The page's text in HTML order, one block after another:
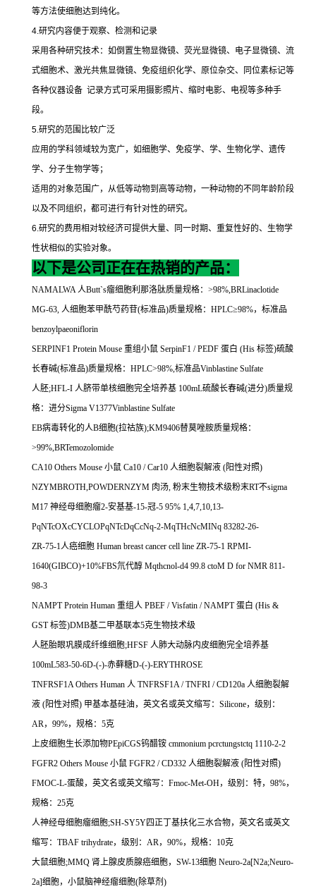
等方法使细胞达到纯化。
4.研究内容便于观察、检测和记录
采用各种研究技术：如倒置生物显微镜、荧光显微镜、电子显微镜、流
式细胞术、激光共焦显微镜、免疫组织化学、原位杂交、同位素标记等
各种仪器设备 记录方式可采用摄影照片、缩时电影、电视等多种手
段。
5.研究的范围比较广泛
应用的学科领域较为宽广，如细胞学、免疫学、学、生物化学、遗传
学、分子生物学等；
适用的对象范围广，从低等动物到高等动物，一种动物的不同年龄阶段
以及不同组织，都可进行有针对性的研究。
6.研究的费用相对较经济可提供大量、同一时期、重复性好的、生物学
性状相似的实验对象。
以下是公司正在在热销的产品：
NAMALWA人Butt`s瘤细胞利那洛肽质量规格： >98%,BRLinaclotide
MG-63, 人细胞苯甲酰芍药苷(标准品)质量规格： HPLC≥98%，标准品
benzoylpaeoniflorin
SERPINF1 Protein Mouse 重组小鼠 SerpinF1 / PEDF 蛋白 (His 标签)硫酸
长春碱(标准品)质量规格： HPLC>98%,标准品Vinblastine Sulfate
人胚;HFL-I 人脐带单核细胞完全培养基 100mL硫酸长春碱(进分)质量规
格：进分Sigma V1377Vinblastine Sulfate
EB病毒转化的人B细胞(拉祜族);KM9406替莫唑胺质量规格：
>99%,BRTemozolomide
CA10 Others Mouse 小鼠 Ca10 / Car10 人细胞裂解液 (阳性对照)
NZYMBROTH,POWDERNZYM 肉汤, 粉末生物技术级粉末RT不sigma
M17 神经母细胞瘤2-安基基-15-冠-5 95% 1,4,7,10,13-
PqNTcOXcCYCLOPqNTcDqCcNq-2-MqTHcNcMINq 83282-26-
ZR-75-1人癌细胞 Human breast cancer cell line ZR-75-1 RPMI-
1640(GIBCO)+10%FBS氘代醇 Mqthcnol-d4 99.8 ctoM D for NMR 811-
98-3
NAMPT Protein Human 重组人 PBEF / Visfatin / NAMPT蛋白 (His &
GST标签)DMB基二甲基联本5克生物技术级
人胚胎眼巩膜成纤维细胞;HFSF 人肺大动脉内皮细胞完全培养基
100mL583-50-6D-(-)-赤藓糖D-(-)-ERYTHROSE
TNFRSF1A Others Human 人 TNFRSF1A / TNFRI / CD120a 人细胞裂解
液 (阳性对照) 甲基本基硅油，英文名或英文缩写： Silicone，级别：
AR， 99%，规格： 5克
上皮细胞生长添加物PEpiCGS钨醋铵 cmmonium pcrctungstctq 1110-2-2
FGFR2 Others Mouse 小鼠 FGFR2 / CD332 人细胞裂解液 (阳性对照)
FMOC-L-蛋酸，英文名或英文缩写： Fmoc-Met-OH，级别：特， 98%，
规格： 25克
人神经母细胞瘤细胞;SH-SY5Y四正丁基扶化三水合物，英文名或英文
缩写： TBAF trihydrate，级别： AR， 90%，规格： 10克
大鼠细胞;MMQ 肾上腺皮质腺癌细胞， SW-13细胞 Neuro-2a[N2a;Neuro-
2a]细胞，小鼠脑神经瘤细胞(除草剂 )